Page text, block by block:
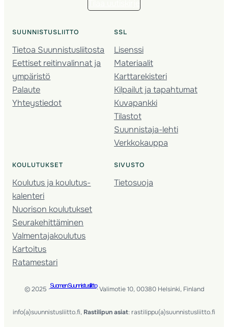
SUUNNISTUSLIITTO
Tietoa Suunnistusliitosta
Eettiset reitinvalinnat ja
ympäristö
Palaute
Yhteystiedot
SSL
Lisenssi
Materiaalit
Karttarekisteri
Kilpailut ja tapahtumat
Kuvapankki
Tilastot
Suunnistaja-lehti
Verkkokauppa
KOULUTUKSET
Koulutus ja koulutus­
kalenteri
Nuorison koulutukset
Seura­kehittäminen
Valmentaja­koulutus
Kartoitus
Ratamestari
SIVUSTO
Tietosuoja
© 2025 ·Suomen Suunnistusliitto· Valimotie 10, 00380 Helsinki, Finland
info(a)suunnistusliitto.fi, Rastilipun asiat: rastilippu(a)suunnistusliitto.fi